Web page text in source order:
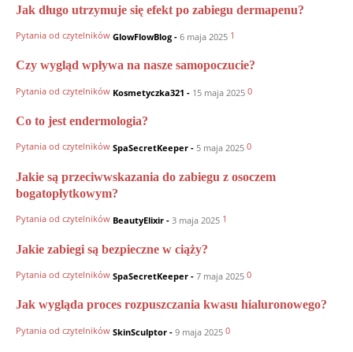
Jak długo utrzymuje się efekt po zabiegu dermapenu?
Pytania od czytelników GlowFlowBlog - 6 maja 2025 1
Czy wygląd wpływa na nasze samopoczucie?
Pytania od czytelników Kosmetyczka321 - 15 maja 2025 0
Co to jest endermologia?
Pytania od czytelników SpaSecretKeeper - 5 maja 2025 0
Jakie są przeciwwskazania do zabiegu z osoczem
bogatopłytkowym?
Pytania od czytelników BeautyElixir - 3 maja 2025 1
Jakie zabiegi są bezpieczne w ciąży?
Pytania od czytelników SpaSecretKeeper - 7 maja 2025 0
Jak wygląda proces rozpuszczania kwasu hialuronowego?
Pytania od czytelników SkinSculptor - 9 maja 2025 0